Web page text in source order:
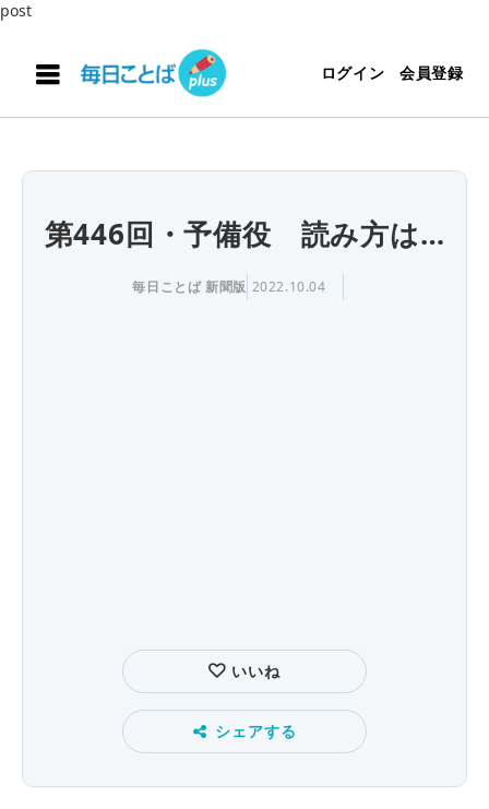
post
ログイン 会員登録
第446回・予備役 読み方は…
毎日ことば 新聞版 2022.10.04
いいね
シェアする